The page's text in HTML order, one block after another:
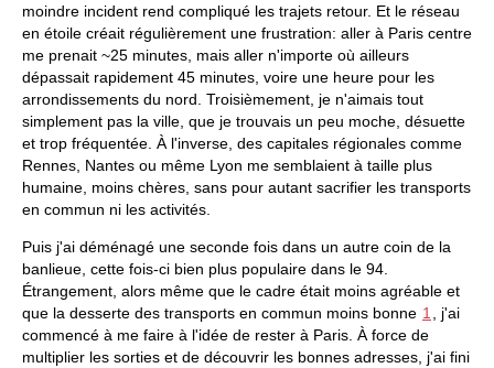
moindre incident rend compliqué les trajets retour. Et le réseau
en étoile créait régulièrement une frustration: aller à Paris centre
me prenait ~25 minutes, mais aller n'importe où ailleurs
dépassait rapidement 45 minutes, voire une heure pour les
arrondissements du nord. Troisièmement, je n'aimais tout
simplement pas la ville, que je trouvais un peu moche, désuette
et trop fréquentée. À l'inverse, des capitales régionales comme
Rennes, Nantes ou même Lyon me semblaient à taille plus
humaine, moins chères, sans pour autant sacrifier les transports
en commun ni les activités.
Puis j'ai déménagé une seconde fois dans un autre coin de la
banlieue, cette fois-ci bien plus populaire dans le 94.
Étrangement, alors même que le cadre était moins agréable et
que la desserte des transports en commun moins bonne 1
, j'ai
commencé à me faire à l'idée de rester à Paris. À force de
multiplier les sorties et de découvrir les bonnes adresses, j'ai fini